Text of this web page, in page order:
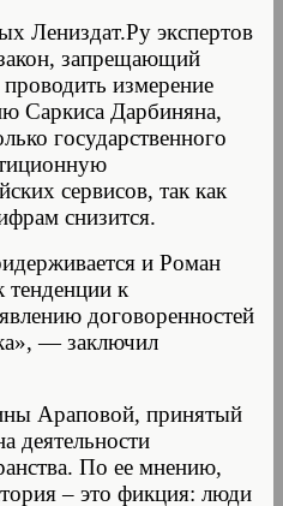
Лениздат.Ру экспертов
запрещающий
измерение
Саркиса Дарбиняна,
государственного
сервисов, так как
снизится.
и Роман
тенденции к
договоренностей
— заключил
Араповой, принятый
деятельности
По ее мнению,
– это фикция: люди